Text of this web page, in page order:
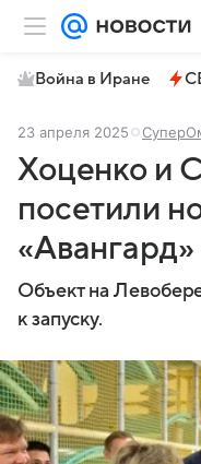
Война в Иране
23 апреля 2025
Хоценко и
посетили
Объект на
к запуску.